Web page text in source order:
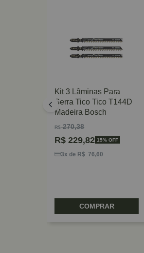
Kit 3 Lâminas Para
Serra Tico Tico T144D
Madeira Bosch
R$270,38
R$ 229,82 15% OFF
3x de R$ 76,60
COMPRAR